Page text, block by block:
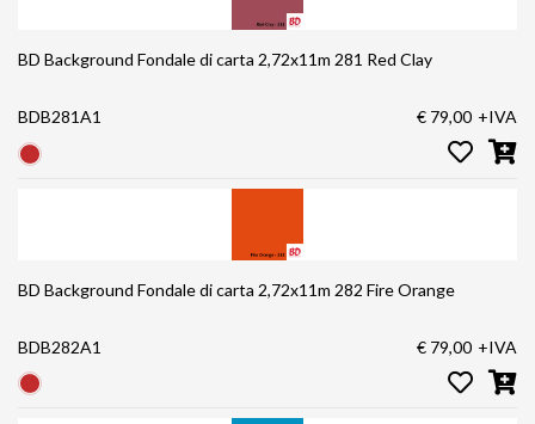
BD Background Fondale di carta 2,72x11m 281 Red Clay
BDB281A1 € 79,00 +IVA
BD Background Fondale di carta 2,72x11m 282 Fire Orange
BDB282A1 € 79,00 +IVA